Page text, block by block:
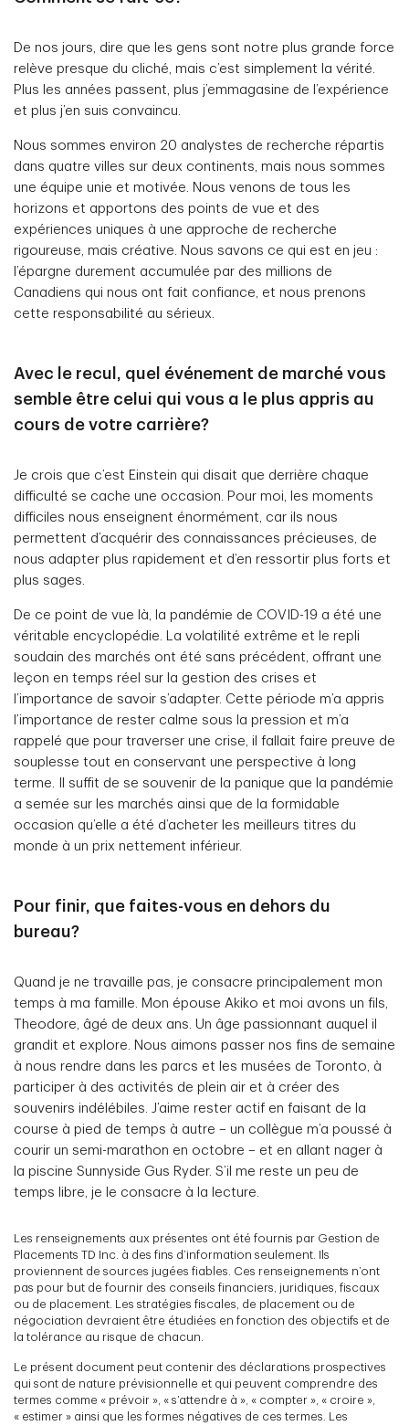
De nos jours, dire que les gens sont notre plus grande force
relève presque du cliché, mais c’est simplement la vérité.
Plus les années passent, plus j’emmagasine de l’expérience
et plus j’en suis convaincu.
Nous sommes environ 20 analystes de recherche répartis
dans quatre villes sur deux continents, mais nous sommes
une équipe unie et motivée. Nous venons de tous les
horizons et apportons des points de vue et des
expériences uniques à une approche de recherche
rigoureuse, mais créative. Nous savons ce qui est en jeu :
l’épargne durement accumulée par des millions de
Canadiens qui nous ont fait confiance, et nous prenons
cette responsabilité au sérieux.
Avec le recul, quel événement de marché vous
semble être celui qui vous a le plus appris au
cours de votre carrière?
Je crois que c’est Einstein qui disait que derrière chaque
difficulté se cache une occasion. Pour moi, les moments
difficiles nous enseignent énormément, car ils nous
permettent d’acquérir des connaissances précieuses, de
nous adapter plus rapidement et d’en ressortir plus forts et
plus sages.
De ce point de vue là, la pandémie de COVID-19 a été une
véritable encyclopédie. La volatilité extrême et le repli
soudain des marchés ont été sans précédent, offrant une
leçon en temps réel sur la gestion des crises et
l’importance de savoir s’adapter. Cette période m’a appris
l’importance de rester calme sous la pression et m’a
rappelé que pour traverser une crise, il fallait faire preuve de
souplesse tout en conservant une perspective à long
terme. Il suffit de se souvenir de la panique que la pandémie
a semée sur les marchés ainsi que de la formidable
occasion qu’elle a été d’acheter les meilleurs titres du
monde à un prix nettement inférieur.
Pour finir, que faites-vous en dehors du
bureau?
Quand je ne travaille pas, je consacre principalement mon
temps à ma famille. Mon épouse Akiko et moi avons un fils,
Theodore, âgé de deux ans. Un âge passionnant auquel il
grandit et explore. Nous aimons passer nos fins de semaine
à nous rendre dans les parcs et les musées de Toronto, à
participer à des activités de plein air et à créer des
souvenirs indélébiles. J’aime rester actif en faisant de la
course à pied de temps à autre – un collègue m’a poussé à
courir un semi-marathon en octobre – et en allant nager à
la piscine Sunnyside Gus Ryder. S’il me reste un peu de
temps libre, je le consacre à la lecture.
Les renseignements aux présentes ont été fournis par Gestion de
Placements TD Inc. à des fins d’information seulement. Ils
proviennent de sources jugées fiables. Ces renseignements n’ont
pas pour but de fournir des conseils financiers, juridiques, fiscaux
ou de placement. Les stratégies fiscales, de placement ou de
négociation devraient être étudiées en fonction des objectifs et de
la tolérance au risque de chacun.
Le présent document peut contenir des déclarations prospectives
qui sont de nature prévisionnelle et qui peuvent comprendre des
termes comme « prévoir », « s’attendre à », « compter », « croire »,
« estimer » ainsi que les formes négatives de ces termes. Les